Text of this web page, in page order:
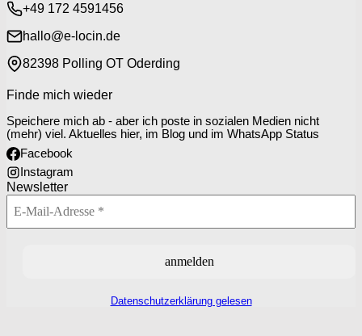
+49 172 4591456
hallo@e-locin.de
82398 Polling OT Oderding
Finde mich wieder
Speichere mich ab - aber ich poste in sozialen Medien nicht
(mehr) viel. Aktuelles hier, im Blog und im WhatsApp Status
Facebook
Instagram
Newsletter
Datenschutzerklärung gelesen